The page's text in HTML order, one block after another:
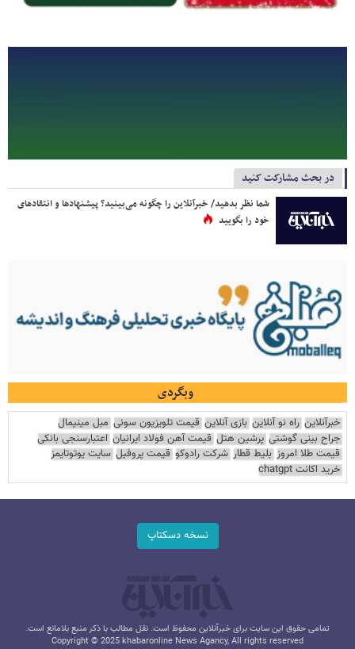
در بحث مشارکت کنید
شما نظر بدهید/ خبرآنلاین را چگونه می‌بینید؟ پیشنهادها و انتقادهای
خود را بگویید
وبگردی
خبرآنلاین راه نو آنلاین بازی آنلاین قیمت تلویزیون سونی مبل مینیمال
جراح بینی گوشتی پرشین هتل قیمت آهن فولاد ایرانیان اعتبارسنجی بانکی
قیمت طلا امروز بلیط قطار شرکت رادوکو قیمت پروفیل سایت یوتوتایمز
خرید اکانت chatgpt
نسخه دسکتاپ
تمامی حقوق این سایت برای خبرآنلاین محفوظ است. نقل مطالب با ذکر منبع بلامانع است.
Copyright © 2025 khabaronline News Agancy, All rights reserved